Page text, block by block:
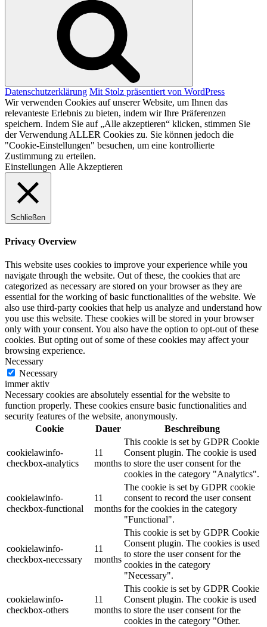
Datenschutzerklärung Mit Stolz präsentiert von WordPress
Wir verwenden Cookies auf unserer Website, um Ihnen das
relevanteste Erlebnis zu bieten, indem wir Ihre Präferenzen
speichern. Indem Sie auf „Alle akzeptieren“ klicken, stimmen Sie
der Verwendung ALLER Cookies zu. Sie können jedoch die
"Cookie-Einstellungen" besuchen, um eine kontrollierte
Zustimmung zu erteilen.
Einstellungen Alle Akzeptieren
Schließen
Privacy Overview
This website uses cookies to improve your experience while you
navigate through the website. Out of these, the cookies that are
categorized as necessary are stored on your browser as they are
essential for the working of basic functionalities of the website. We
also use third-party cookies that help us analyze and understand how
you use this website. These cookies will be stored in your browser
only with your consent. You also have the option to opt-out of these
cookies. But opting out of some of these cookies may affect your
browsing experience.
Necessary
Necessary
immer aktiv
Necessary cookies are absolutely essential for the website to
function properly. These cookies ensure basic functionalities and
security features of the website, anonymously.
Cookie
Dauer Beschreibung
cookielawinfo-
checkbox-analytics
11
months
This cookie is set by GDPR Cookie
Consent plugin. The cookie is used
to store the user consent for the
cookies in the category "Analytics".
cookielawinfo-
checkbox-functional
11
months
The cookie is set by GDPR cookie
consent to record the user consent
for the cookies in the category
"Functional".
cookielawinfo-
checkbox-necessary
11
months
This cookie is set by GDPR Cookie
Consent plugin. The cookies is used
to store the user consent for the
cookies in the category
"Necessary".
cookielawinfo-
checkbox-others
11
months
This cookie is set by GDPR Cookie
Consent plugin. The cookie is used
to store the user consent for the
cookies in the category "Other.